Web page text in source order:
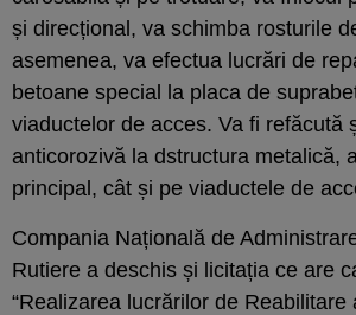
și direcțional, va schimba rosturile
asemenea, va efectua lucrări de
betoane special la placa de
viaductelor de acces. Va fi refăcută
anticorozivă la dstructura metalică,
principal, cât și pe viaductele de
Compania Națională de
Rutiere a deschis și licitația ce are
“Realizarea lucrărilor de Reabilitare